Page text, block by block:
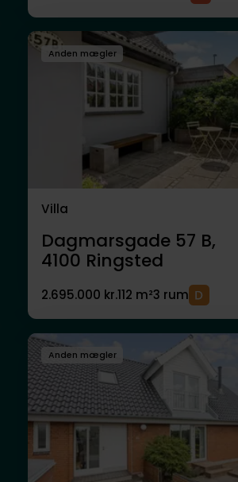
Anden mægler
Villa
Dagmarsgade 57 B,
4100 Ringsted
2.695.000 kr.112 m²3 rum
Anden mægler